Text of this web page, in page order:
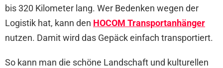
bis 320 Kilometer lang. Wer Bedenken wegen der
Logistik hat, kann den HOCOM Transportanhänger
nutzen. Damit wird das Gepäck einfach transportiert.
So kann man die schöne Landschaft und kulturellen